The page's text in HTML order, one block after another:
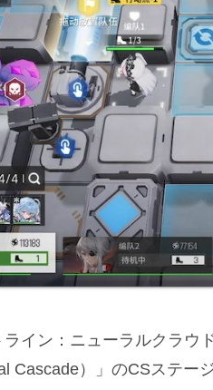
ライン：ニューラルクラ
Cascade）」のCSステ